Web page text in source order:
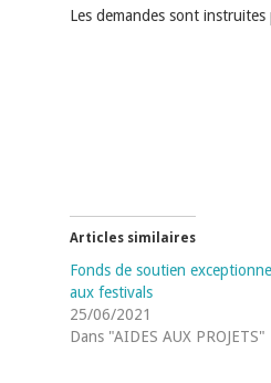
Les demandes sont
Articles similaires
Fonds de soutien exceptionnel
aux festivals
25/06/2021
Dans "AIDES AUX PROJETS"